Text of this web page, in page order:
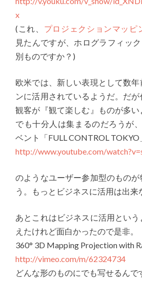
x
(これ、 プロジェクションマッピ
見たんですが、ホログラフィッ
別ものですか？)
欧米では、新しい表現として数
ンに活用されているようだ。だが
観客が『観て楽しむ』ものが多
でも十分人は集まるのだろうが、
ベント「FULL CONTROL TOKYO
http://www.youtube.com/
のようなユーザー参加型のもの
う。もっとビジネスに活用は出来
あとこれはビジネスに活用とい
えたけれど面白かったので是非。
360° 3D Mapping Projection with
http://vimeo.com/m/62324734
どんな形のものにでも写せるんで